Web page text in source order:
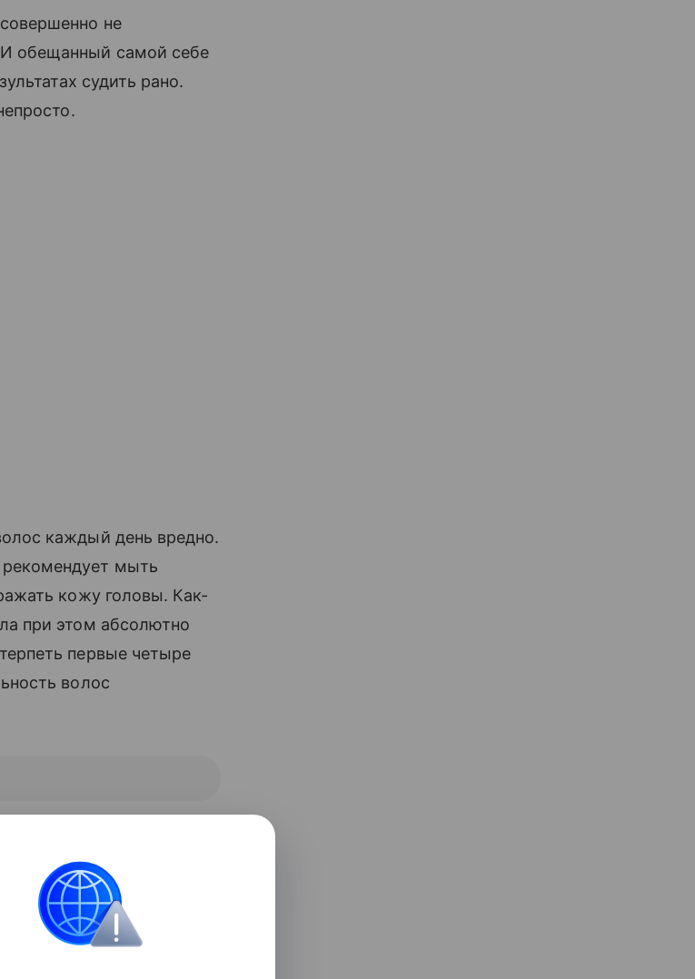
не
И обещанный самой себе
судить рано.
каждый день вредно.
мыть
кожу головы. Как-
при этом абсолютно
первые четыре
волос
стойко продержалась
так и не начался.
пределов — спасибо
деловая встреча.